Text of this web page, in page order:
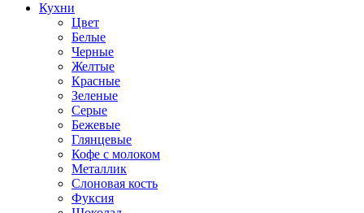
Кухни
Цвет
Белые
Черные
Желтые
Красные
Зеленые
Серые
Бежевые
Глянцевые
Кофе с молоком
Металлик
Слоновая кость
Фуксия